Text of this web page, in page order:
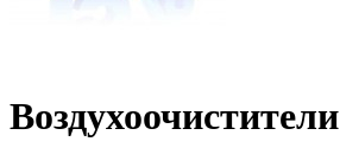
Воздухоочистители